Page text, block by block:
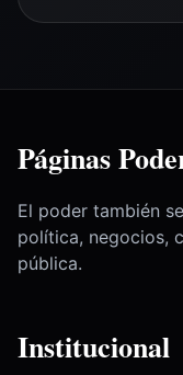
Páginas
El poder también
política, negocios,
pública.
Institucional